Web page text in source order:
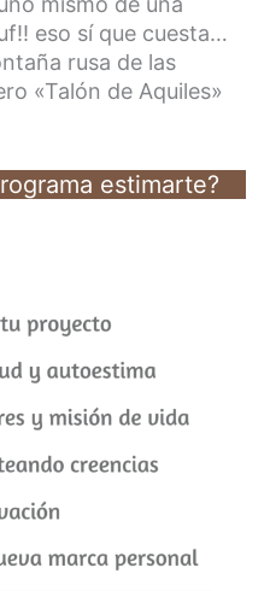
eso sí que cuesta…
rusa de las
«Talón de Aquiles»
estimarte?